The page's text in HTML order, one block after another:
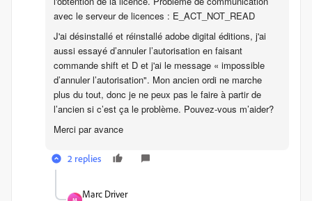
avec le serveur de licences : E_ACT_NOT_READ
J'ai désinstallé et réinstallé adobe digital éditions, j'ai
aussi essayé d’annuler l’autorisation en faisant
commande shift et D et j'ai le message « impossible
d’annuler l’autorisation". Mon ancien ordi ne marche
plus du tout, donc je ne peux pas le faire à partir de
l’ancien si c’est ça le problème. Pouvez-vous m’aider?
​Merci par avance
2 replies
Marc Driver